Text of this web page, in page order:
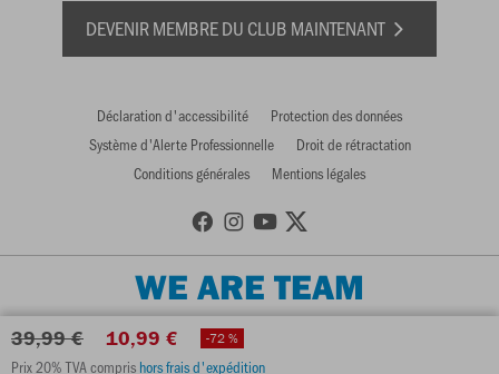
39,99 € 10,99 € -72 %
Prix 20% TVA compris hors frais d'expédition
DEVENIR MEMBRE DU CLUB MAINTENANT
Déclaration d'accessibilité
Protection des données
Système d'Alerte Professionnelle
Droit de rétractation
Conditions générales
Mentions légales
WE ARE TEAM